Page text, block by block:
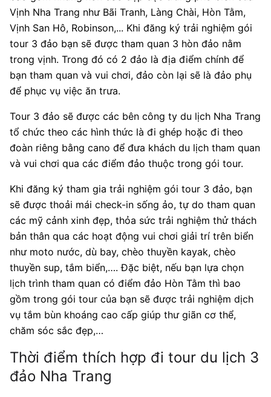
Vịnh Nha Trang như Bãi Tranh, Làng Chài, Hòn Tằm,
Vịnh San Hô, Robinson,... Khi đăng ký trải nghiệm gói
tour 3 đảo bạn sẽ được tham quan 3 hòn đảo nằm
trong vịnh. Trong đó có 2 đảo là địa điểm chính để
bạn tham quan và vui chơi, đảo còn lại sẽ là đảo phụ
để phục vụ việc ăn trưa.
Tour 3 đảo sẽ được các bên công ty du lịch Nha Trang
tổ chức theo các hình thức là đi ghép hoặc đi theo
đoàn riêng bằng cano để đưa khách du lịch tham quan
và vui chơi qua các điểm đảo thuộc trong gói tour.
Khi đăng ký tham gia trải nghiệm gói tour 3 đảo, bạn
sẽ được thoải mái check-in sống ảo, tự do tham quan
các mỹ cảnh xinh đẹp, thỏa sức trải nghiệm thử thách
bản thân qua các hoạt động vui chơi giải trí trên biển
như moto nước, dù bay, chèo thuyền kayak, chèo
thuyền sup, tắm biển,…. Đặc biệt, nếu bạn lựa chọn
lịch trình tham quan có điểm đảo Hòn Tằm thì bao
gồm trong gói tour của bạn sẽ được trải nghiệm dịch
vụ tắm bùn khoáng cao cấp giúp thư giãn cơ thể,
chăm sóc sắc đẹp,…
Thời điểm thích hợp đi tour du lịch 3
đảo Nha Trang